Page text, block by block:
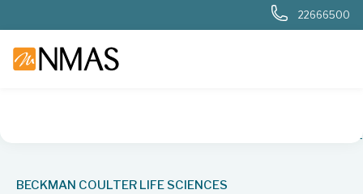
22666500
BECKMAN COULTER LIFE SCIENCES